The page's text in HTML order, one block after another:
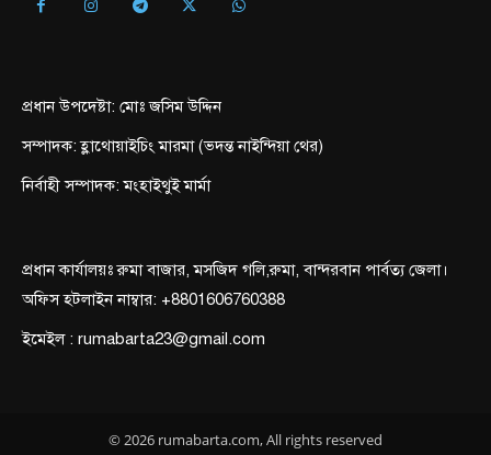
প্রধান উপদেষ্টা: মোঃ জসিম উদ্দিন
সম্পাদক: হ্লাথোয়াইচিং মারমা (ভদন্ত নাইন্দিয়া থের)
নির্বাহী সম্পাদক: মংহাইথুই মার্মা
প্রধান কার্যালয়ঃ রুমা বাজার, মসজিদ গলি,রুমা, বান্দরবান পার্বত্য জেলা।
অফিস হটলাইন নাম্বার: +8801606760388
ইমেইল : rumabarta23@gmail.com
© 2026 rumabarta.com, All rights reserved